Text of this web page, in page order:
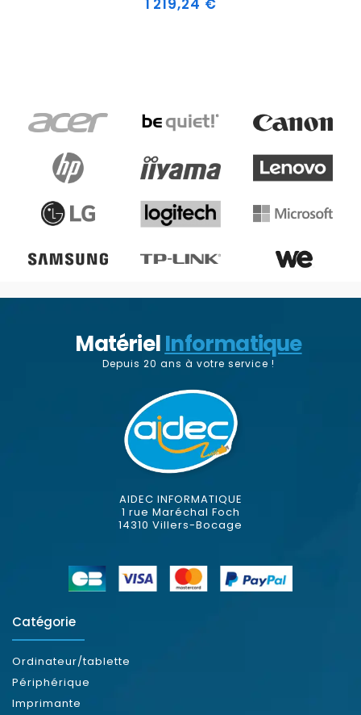
MatérielInformatique
Depuis 20 ans à votre service !
AIDEC INFORMATIQUE
1 rue Maréchal Foch
14310 Villers-Bocage
Catégorie
Ordinateur/tablette
Périphérique
Imprimante